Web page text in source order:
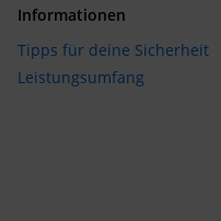
Informationen
Tipps für deine Sicherheit
Leistungsumfang